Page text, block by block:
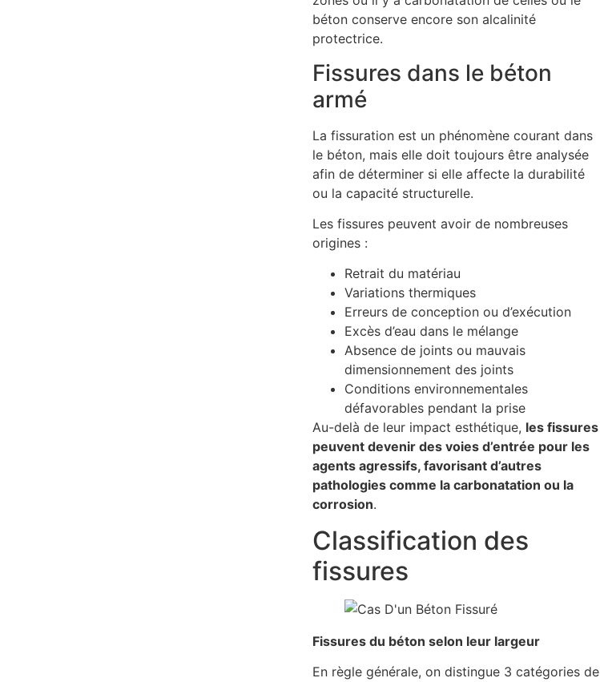
béton conserve encore son alcalinité
protectrice.
Fissures dans le béton
armé
La fissuration est un phénomène courant dans
le béton, mais elle doit toujours être analysée
afin de déterminer si elle affecte la durabilité
ou la capacité structurelle.
Les fissures peuvent avoir de nombreuses
origines :
Retrait du matériau
Variations thermiques
Erreurs de conception ou d’exécution
Excès d’eau dans le mélange
Absence de joints ou mauvais
dimensionnement des joints
Conditions environnementales
défavorables pendant la prise
Au-delà de leur impact esthétique, les fissures
peuvent devenir des voies d’entrée pour les
agents agressifs, favorisant d’autres
pathologies comme la carbonatation ou la
corrosion.
Classification des
fissures
Fissures du béton selon leur largeur
En règle générale, on distingue 3 catégories de